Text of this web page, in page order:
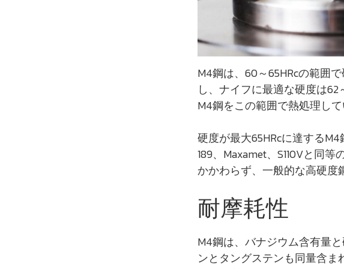
M4鋼は、60～65HRcの範囲で
し、ナイフに最適な硬度は62
M4鋼をこの範囲で熱処理して
硬度が最大65HRcに達する
189、Maxamet、S110Vと同
かかわらず、一般的な高硬度
耐摩耗性
M4鋼は、バナジウム含有量
ンとタングステンも同量含